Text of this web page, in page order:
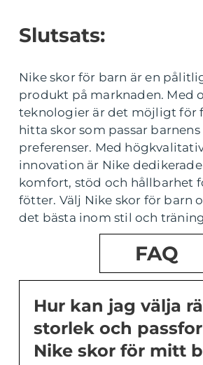
Slutsats:
Nike skor för barn är en
produkt på marknaden. Med
teknologier är det möjligt för
hitta skor som passar
preferenser. Med
innovation är Nike
komfort, stöd och hållbarhet
fötter. Välj Nike skor för barn
det bästa inom stil och
FAQ
Hur kan jag välja
storlek och
Nike skor för mitt